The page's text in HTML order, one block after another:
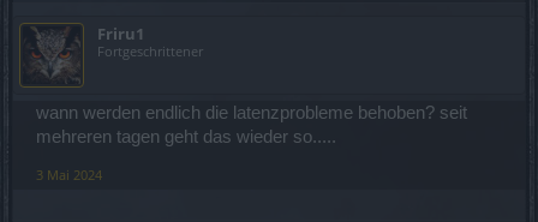
Friru1
Fortgeschrittener
wann werden endlich die latenzprobleme behoben? seit
mehreren tagen geht das wieder so.....
3 Mai 2024